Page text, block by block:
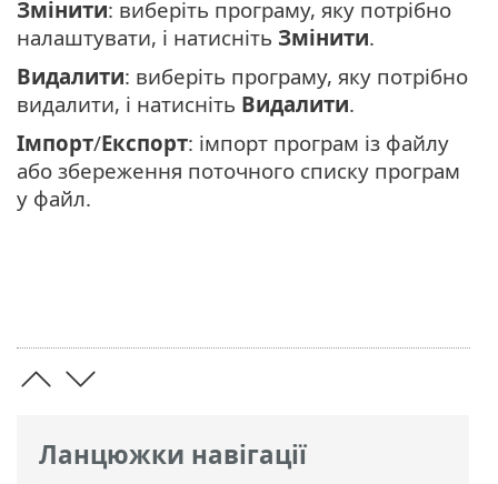
Ланцюжки навігації
Змінити: виберіть програму, яку потрібно
налаштувати, і натисніть Змінити.
Видалити: виберіть програму, яку потрібно
видалити, і натисніть Видалити.
Імпорт/Експорт: імпорт програм із файлу
або збереження поточного списку програм
у файл.